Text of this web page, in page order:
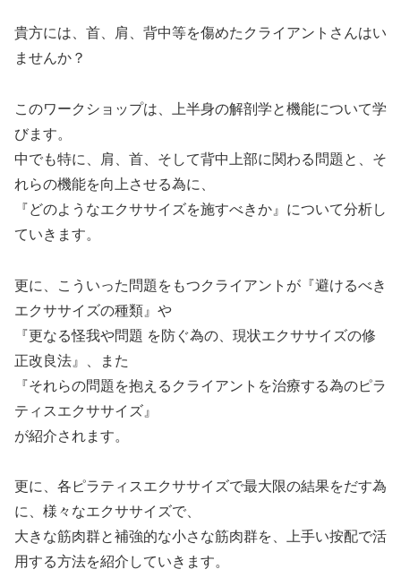
貴方には、首、肩、背中等を傷めたクライアントさんはい
ませんか？
このワークショップは、上半身の解剖学と機能について学
びます。
中でも特に、肩、首、そして背中上部に関わる問題と、そ
れらの機能を向上させる為に、
『どのようなエクササイズを施すべきか』について分析し
ていきます。
更に、こういった問題をもつクライアントが『避けるべき
エクササイズの種類』や
『更なる怪我や問題 を防ぐ為の、現状エクササイズの修
正改良法』、また
『それらの問題を抱えるクライアントを治療する為のピラ
ティスエクササイズ』
が紹介されます。
更に、各ピラティスエクササイズで最大限の結果をだす為
に、様々なエクササイズで、
大きな筋肉群と補強的な小さな筋肉群を、上手い按配で活
用する方法を紹介していきます。